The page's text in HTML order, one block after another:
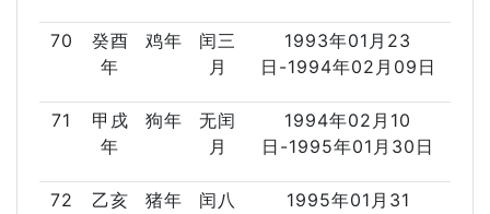
70
癸酉
年
鸡年
闰三
月
1993年01月23
日-1994年02月09日
71
甲戌
年
狗年
无闰
月
1994年02月10
日-1995年01月30日
72
乙亥
猪年
闰八
1995年01月31